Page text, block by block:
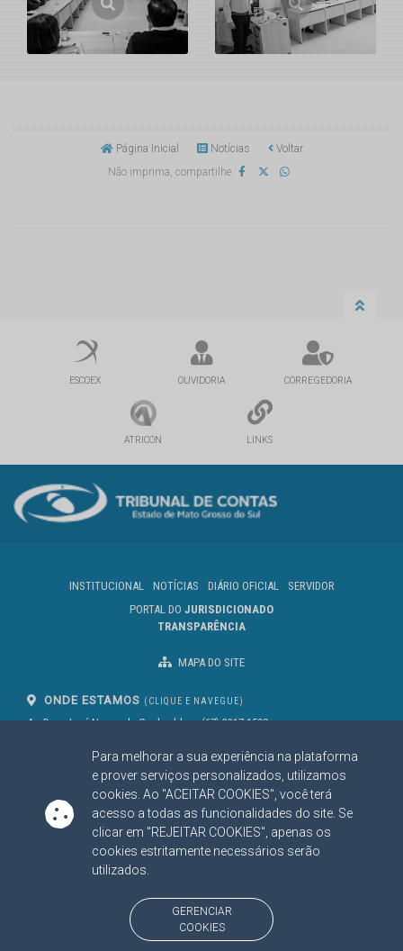
Para melhorar a sua experiência na plataforma
e prover serviços personalizados, utilizamos
cookies. Ao "ACEITAR COOKIES", você terá
acesso a todas as funcionalidades do site. Se
clicar em "REJEITAR COOKIES", apenas os
cookies estritamente necessários serão
utilizados.
GERENCIAR
COOKIES
Página Inicial Notícias
Voltar
Não imprima, compartilhe
ESCOEX OUVIDORIA CORREGEDORIA
ATRICON LINKS
INSTITUCIONAL NOTÍCIAS DIÁRIO OFICIAL
SERVIDOR
PORTAL DO JURISDICIONADO
TRANSPARÊNCIA
MAPA DO SITE
ONDE ESTAMOS (CLIQUE E NAVEGUE)
Av. Des. José Nunes da Cunha, bloco
Campo Grande/MS
CEP: 79031-310
(67) 3317-1500
SIGA NOSSAS REDES SOCIAIS
Linked InYoutube
Facebook
X
BAIXE NOSSO APLICATIVO